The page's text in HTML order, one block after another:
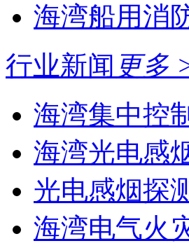
海湾船用消
行业新闻 更多
海湾集中控
海湾光电感
光电感烟探
海湾电气火